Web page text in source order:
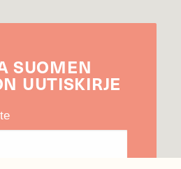
SUOMEN
UUTIS­KIRJE